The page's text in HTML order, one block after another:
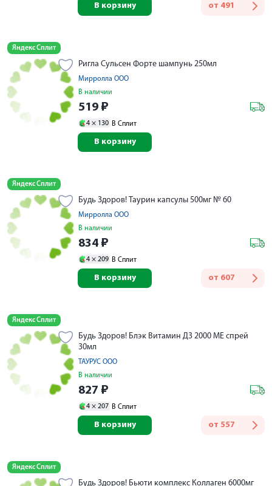
от 491
В корзину
Яндекс Сплит
Ригла Сульсен Форте шампунь 250мл
Мирролла ООО
В наличии
519 ₽
4 × 130 В Сплит
В корзину
Яндекс Сплит
Будь Здоров! Таурин капсулы 500мг № 60
Мирролла ООО
В наличии
834 ₽
4 × 209 В Сплит
от 607
В корзину
Яндекс Сплит
Будь Здоров! Блэк Витамин Д3 2000 МЕ спрей
30мл
ТАУРУС ООО
В наличии
827 ₽
4 × 207 В Сплит
от 557
В корзину
Яндекс Сплит
Будь Здоров! Бьюти комплекс Коллаген 6000мг